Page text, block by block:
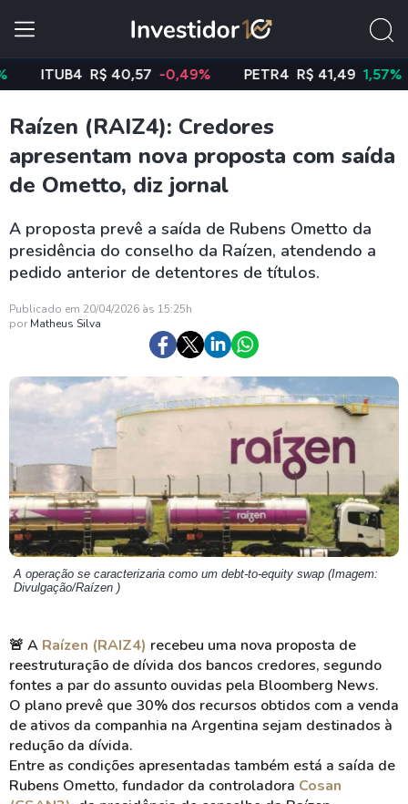
R$ 40,57 -0,49% PETR4 R$ 41,49 1,57%
Raízen (RAIZ4): Credores
apresentam nova proposta com saída
de Ometto, diz jornal
A proposta prevê a saída de Rubens Ometto da
presidência do conselho da Raízen, atendendo a
pedido anterior de detentores de títulos.
Publicado em 20/04/2026 às 15:25h
por Matheus Silva
A operação se caracterizaria como um debt-to-equity swap (Imagem:
Divulgação/Raízen )
🚨 A Raízen (RAIZ4) recebeu uma nova proposta de
reestruturação de dívida dos bancos credores, segundo
fontes a par do assunto ouvidas pela Bloomberg News.
O plano prevê que 30% dos recursos obtidos com a venda
de ativos da companhia na Argentina sejam destinados à
redução da dívida.
Entre as condições apresentadas também está a saída de
Rubens Ometto, fundador da controladora Cosan